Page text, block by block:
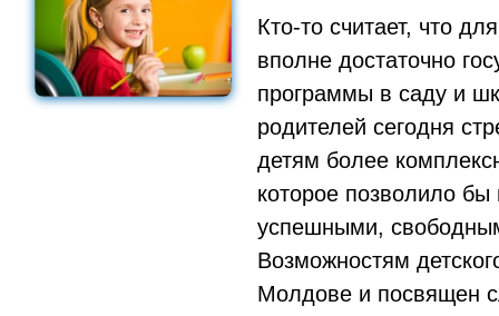
Кто-то считает, что
вполне достаточно
программы в саду и
родителей сегодня
детям более
которое позволило
успешными,
Возможностям
Молдове и посвящен